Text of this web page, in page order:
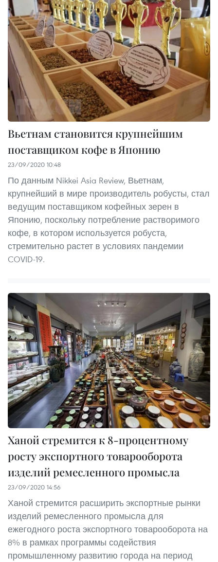
Вьетнам становится крупнейшим
поставщиком кофе в Японию
23/09/2020 10:48
По данным Nikkei Asia Review, Вьетнам,
крупнейший в мире производитель робусты, стал
ведущим поставщиком кофейных зерен в
Японию, поскольку потребление растворимого
кофе, в котором используется робуста,
стремительно растет в условиях пандемии
COVID-19.
Ханой стремится к 8-процентному
росту экспортного товарооборота
изделий ремесленного промысла
23/09/2020 14:56
Ханой стремится расширить экспортные рынки
изделий ремесленного промысла для
ежегодного роста экспортного товарооборота на
8% в рамках программы содействия
промышленному развитию города на период